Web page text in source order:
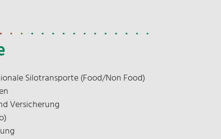
für die Zukunft per E-Mail an
zum Umgang mit
finden Sie in unserer
Silotransporte (Food/Non Food)
Versicherung